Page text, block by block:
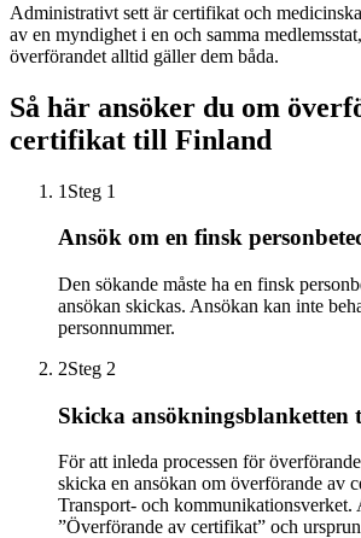
Administrativt sett är certifikat och
av en myndighet i en och samma
överförandet alltid gäller dem båda.
Så här ansöker du om
certifikat till Finland
1 Steg 1
Ansök om en finsk
Den sökande måste ha en finsk
ansökan skickas. Ansökan kan inte
personnummer.
2Steg 2
Skicka ansökningsblanketten
För att inleda processen för
skicka en ansökan om överförande av
Transport- och kommunikationsverket.
”Överförande av certifikat” och